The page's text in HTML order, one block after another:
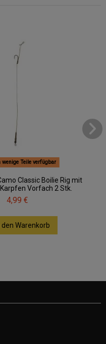
wenige Teile verfügbar
Classic Boilie Rig mit
Vorfach 2 Stk.
4,99 €
den Warenkorb